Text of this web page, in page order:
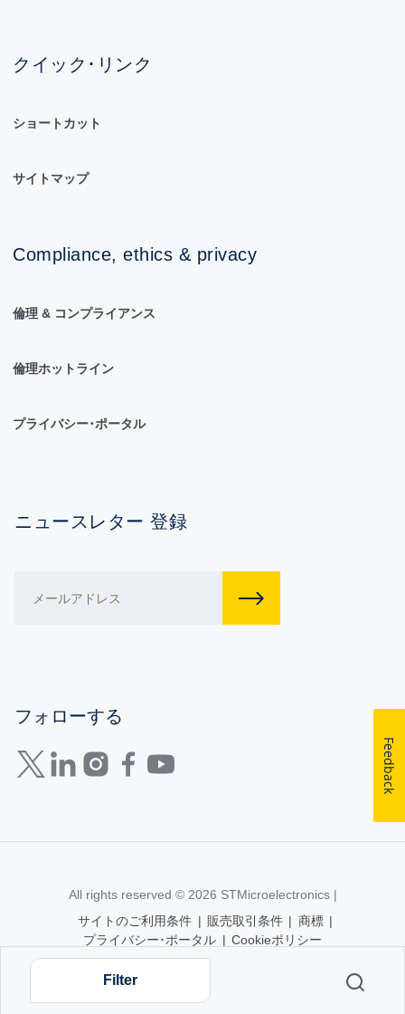
Filter
クイック･リンク
ショートカット
サイトマップ
Compliance, ethics & privacy
倫理 & コンプライアンス
倫理ホットライン
プライバシー･ポータル
ニュースレター 登録
フォローする
All rights reserved © 2026 STMicroelectronics |
サイトのご利用条件 | 販売取引条件 | 商標 |
プライバシー･ポータル | Cookieポリシー
Feedback